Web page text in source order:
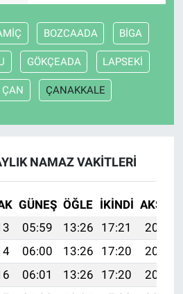
BOZCAADA BİGA
GÖKÇEADA LAPSEKİ
ÇAN ÇANAKKALE
NAMAZ VAKITLERI
GÜNEŞ ÖĞLE İKINDI AKŞAM
05:59 13:26 17:21
20:43
06:00 13:26 17:20
20:42
06:01 13:26 17:20
20:41